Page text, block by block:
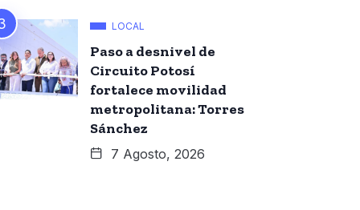
LOCAL
Paso a desnivel de
Circuito Potosí
fortalece movilidad
metropolitana: Torres
Sánchez
7 Agosto, 2026